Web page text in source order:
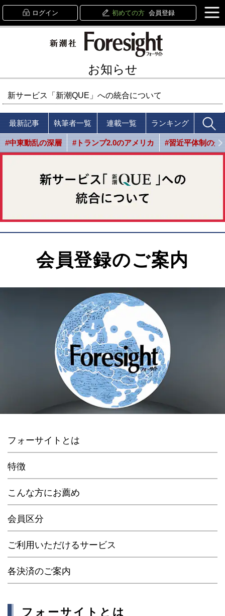
ログイン 初めての方 会員登録
お知らせ
新サービス「新潮QUE」への統合について
最新記事 執筆者一覧 連載一覧 ランキング
#中東動乱の深層 #トランプ2.0のアメリカ #習近平体制の光
会員登録のご案内
フォーサイトとは
特徴
こんな方にお薦め
会員区分
ご利用いただけるサービス
各決済のご案内
フォーサイトとは